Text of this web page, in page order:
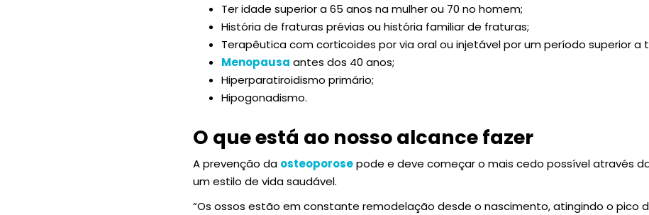
Ter idade superior a 65 anos na mulher ou 70 no homem;
História de fraturas prévias ou história familiar de fraturas;
Terapêutica com corticoides por via oral ou injetável por um período superior a
Menopausa antes dos 40 anos;
Hiperparatiroidismo primário;
Hipogonadismo.
O que está ao nosso alcance fazer
A prevenção da osteoporosepode e deve começar o mais cedo possível através
um estilo de vida saudável.
“Os ossos estão em constante remodelação desde o nascimento, atingindo o pico